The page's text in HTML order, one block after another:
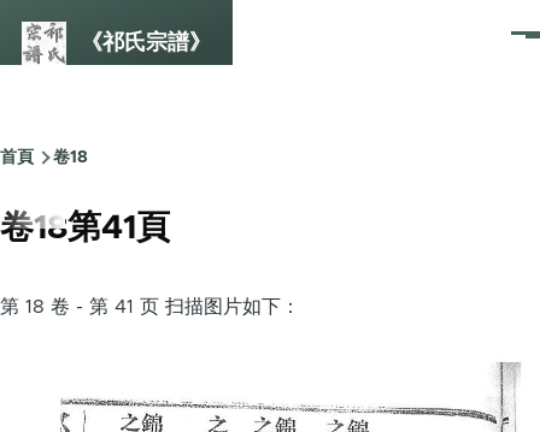
《祁氏宗譜》
選
Breadcrumb
首頁 卷18
卷18第41頁
第 18 卷 - 第 41 页 扫描图片如下：